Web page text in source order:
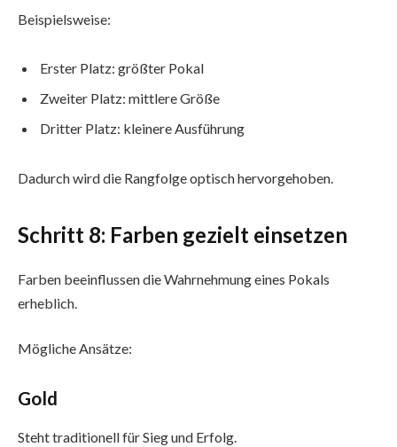
Beispielsweise:
Erster Platz: größter Pokal
Zweiter Platz: mittlere Größe
Dritter Platz: kleinere Ausführung
Dadurch wird die Rangfolge optisch hervorgehoben.
Schritt 8: Farben gezielt einsetzen
Farben beeinflussen die Wahrnehmung eines Pokals
erheblich.
Mögliche Ansätze:
Gold
Steht traditionell für Sieg und Erfolg.